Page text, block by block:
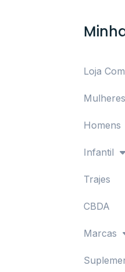
Loja
Mulheres
Homens
Infantil
Trajes
CBDA
Marcas